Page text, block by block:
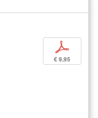
p
€ 9,95